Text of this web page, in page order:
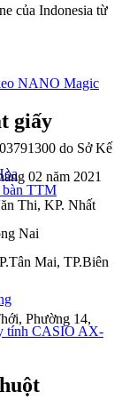
NANO Magic
giấy
bàn TTM
tính CASIO AX-
của Indonesia từ
do Sở Kế
02 năm 2021
Thi, KP. Nhất
Nai
Mai, TP.Biên
Phường 14,